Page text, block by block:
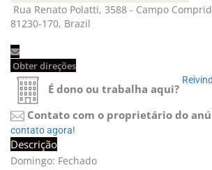
Rua Renato Polatti, 3588 - Campo
81230-170, Brazil
Obter direções
É dono ou trabalha aqui?
Contato com o proprietário do
contato agora!
Descrição
Domingo: Fechado